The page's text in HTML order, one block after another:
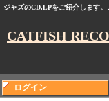
ジャズのCD,LPをご紹介します
CATFISH
ログイン